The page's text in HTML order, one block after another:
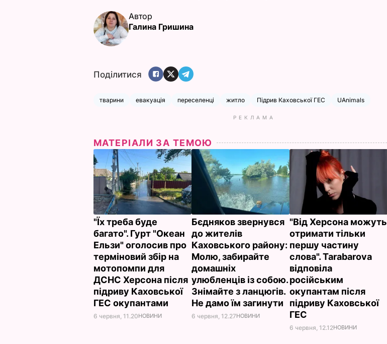
Автор
Галина Гришина
Поділитися
тварини евакуація переселенці житло Підрив Каховської ГЕС UAnimals
РЕКЛАМА
МАТЕРІАЛИ ЗА ТЕМОЮ
"Їх треба буде
багато". Гурт "Океан
Ельзи" оголосив про
терміновий збір на
мотопомпи для
ДСНС Херсона після
підриву Каховської
ГЕС окупантами
6 червня, 11.20НОВИНИ
Бєдняков звернувся
до жителів
Каховського району:
Молю, забирайте
домашніх
улюбленців із собою.
Знімайте з ланцюгів.
Не дамо їм загинути
6 червня, 12.27НОВИНИ
"Від Херсона можуть
отримати тільки
першу частину
слова". Tarabarova
відповіла
російським
окупантам після
підриву Каховської
ГЕС
6 червня, 12.12НОВИНИ